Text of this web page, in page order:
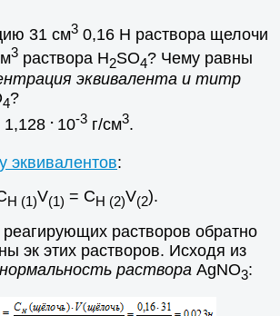
31 см3 0,16 Н раствора щелочи
3 раствора Н2SO4? Чему равны
эквивалента и титр
4?
1,128 . 10-3 г/см3.
эквивалентов:
Н (1)V(1) = СН (2)V(2).
растворов обратно
эк этих растворов. Исходя из
нормальность раствора AgNO3: